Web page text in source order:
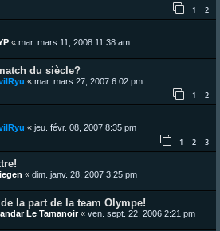
1 2
« mar. mars 11, 2008 11:38 am
du siècle?
« mar. mars 27, 2007 6:02 pm
1 2
« jeu. févr. 08, 2007 8:35 pm
1 2 3
« dim. janv. 28, 2007 3:25 pm
la part de la team Olympe!
Le Tamanoir« ven. sept. 22, 2006 2:21 pm